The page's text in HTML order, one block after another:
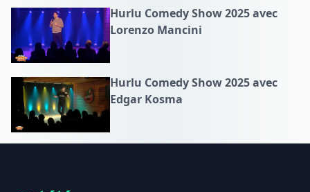
Hurlu Comedy Show 2025 avec
Lorenzo Mancini
Hurlu Comedy Show 2025 avec
Edgar Kosma